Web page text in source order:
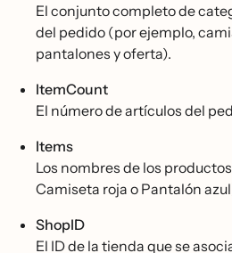
El conjunto completo de
del pedido (por ejemplo,
pantalones y oferta).
ItemCount
El número de artículos del
Items
Los nombres de los
Camiseta roja o Pantalón
ShopID
El ID de la tienda que se